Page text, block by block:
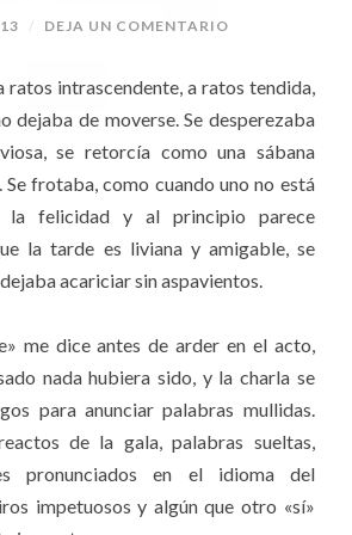
/ DEJA UN COMENTARIO
ratos intrascendente, a ratos tendida,
dejaba de moverse. Se desperezaba
se retorcía como una sábana
Se frotaba, como cuando uno no está
la felicidad y al principio parece
la tarde es liviana y amigable, se
acariciar sin aspavientos.
me dice antes de arder en el acto,
nada hubiera sido, y la charla se
para anunciar palabras mullidas.
de la gala, palabras sueltas,
pronunciados en el idioma del
impetuosos y algún que otro «sí»